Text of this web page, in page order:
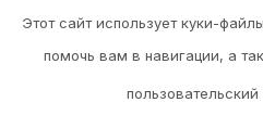
Воронеж
Этот сайт использует куки-
помочь вам в навигации, а
пользовательский